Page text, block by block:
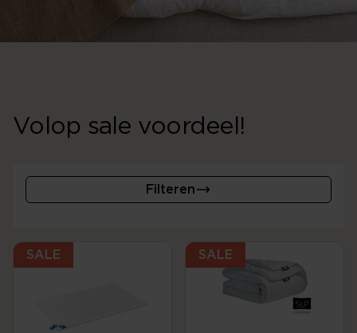
Volop sale voordeel!
Filteren
SALE SALE